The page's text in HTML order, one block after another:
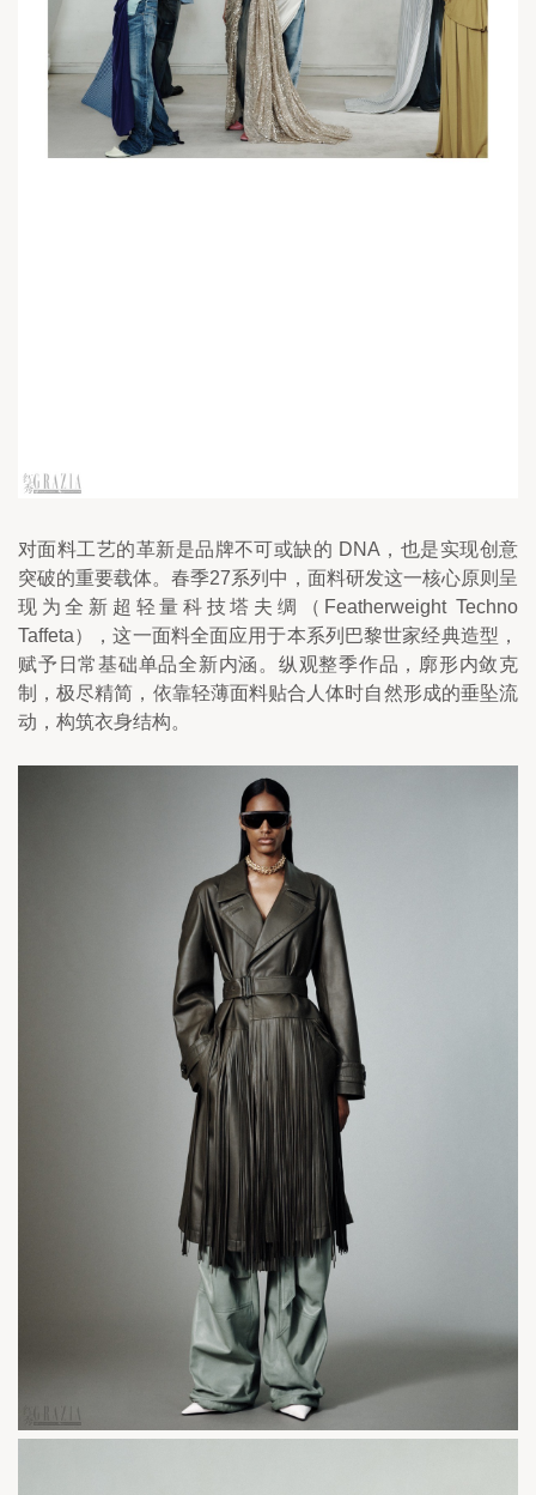
对面料工艺的革新是品牌不可或缺的 DNA，也是实现创意
突破的重要载体。春季27系列中，面料研发这一核心原则呈
现为全新超轻量科技塔夫绸（Featherweight Techno
Taffeta），这一面料全面应用于本系列巴黎世家经典造型，
赋予日常基础单品全新内涵。纵观整季作品，廓形内敛克
制，极尽精简，依靠轻薄面料贴合人体时自然形成的垂坠流
动，构筑衣身结构。